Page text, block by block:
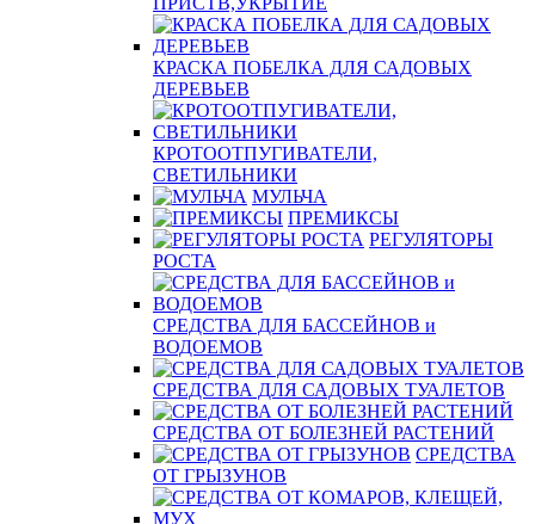
КРАСКА ПОБЕЛКА ДЛЯ САДОВЫХ
ДЕРЕВЬЕВ
КРОТООТПУГИВАТЕЛИ,
СВЕТИЛЬНИКИ
МУЛЬЧА
ПРЕМИКСЫ
РЕГУЛЯТОРЫ
РОСТА
СРЕДСТВА ДЛЯ БАССЕЙНОВ и
ВОДОЕМОВ
СРЕДСТВА ДЛЯ САДОВЫХ ТУАЛЕТОВ
СРЕДСТВА ОТ БОЛЕЗНЕЙ РАСТЕНИЙ
СРЕДСТВА
ОТ ГРЫЗУНОВ